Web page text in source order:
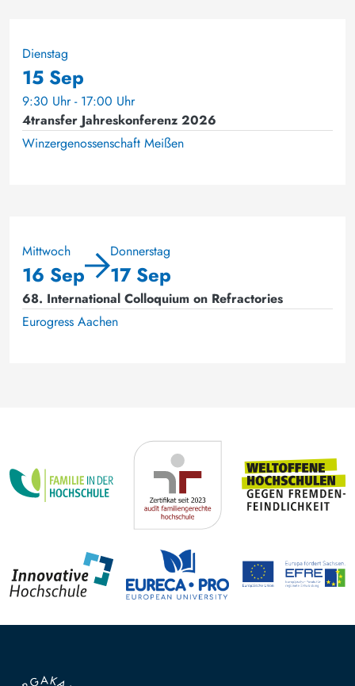
Dienstag
15 Sep
9:30 Uhr - 17:00 Uhr
4transfer Jahreskonferenz 2026
Winzergenossenschaft Meißen
Mittwoch
16 Sep
Donnerstag
17 Sep
68. International Colloquium on Refractories
Eurogress Aachen